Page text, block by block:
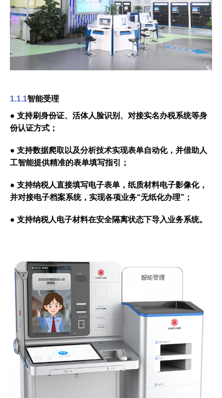
1.1.1智能受理
● 支持刷身份证、活体人脸识别、对接实名办税系统等身
份认证方式；
● 支持数据爬取以及分析技术实现表单自动化，并借助人
工智能提供精准的表单填写指引；
● 支持纳税人直接填写电子表单，纸质材料电子影像化，
并对接电子档案系统，实现各项业务“无纸化办理”；
● 支持纳税人电子材料在安全隔离状态下导入业务系统。